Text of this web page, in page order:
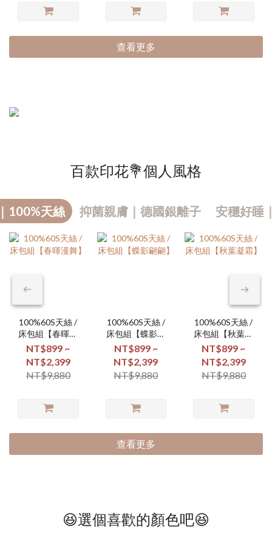
查看更多
百款印花💐個人風格
100%天絲 抑菌親膚｜德國銀離子 安穩好睡
100%60S天絲 /
床包組【春暉漫
舞】
NT$899 ~
NT$2,399
NT$9,880
100%60S天絲 /
床包組【蝶影翩
翩】
NT$899 ~
NT$2,399
NT$9,880
100%60S天絲 /
床包組【秋葉凝
霜】
NT$899 ~
NT$2,399
NT$9,880
查看更多
😆選個喜歡的顏色吧😆